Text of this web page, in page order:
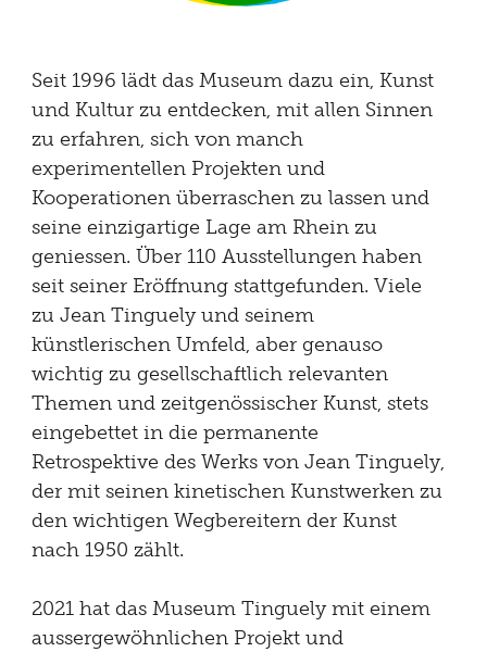
Seit 1996 lädt das Museum dazu ein, Kunst
und Kultur zu entdecken, mit allen Sinnen
zu erfahren, sich von manch
experimentellen Projekten und
Kooperationen überraschen zu lassen und
seine einzigartige Lage am Rhein zu
geniessen. Über 110 Ausstellungen haben
seit seiner Eröffnung stattgefunden. Viele
zu Jean Tinguely und seinem
künstlerischen Umfeld, aber genauso
wichtig zu gesellschaftlich relevanten
Themen und zeitgenössischer Kunst, stets
eingebettet in die permanente
Retrospektive des Werks von Jean Tinguely,
der mit seinen kinetischen Kunstwerken zu
den wichtigen Wegbereitern der Kunst
nach 1950 zählt.
2021 hat das Museum Tinguely mit einem
aussergewöhnlichen Projekt und